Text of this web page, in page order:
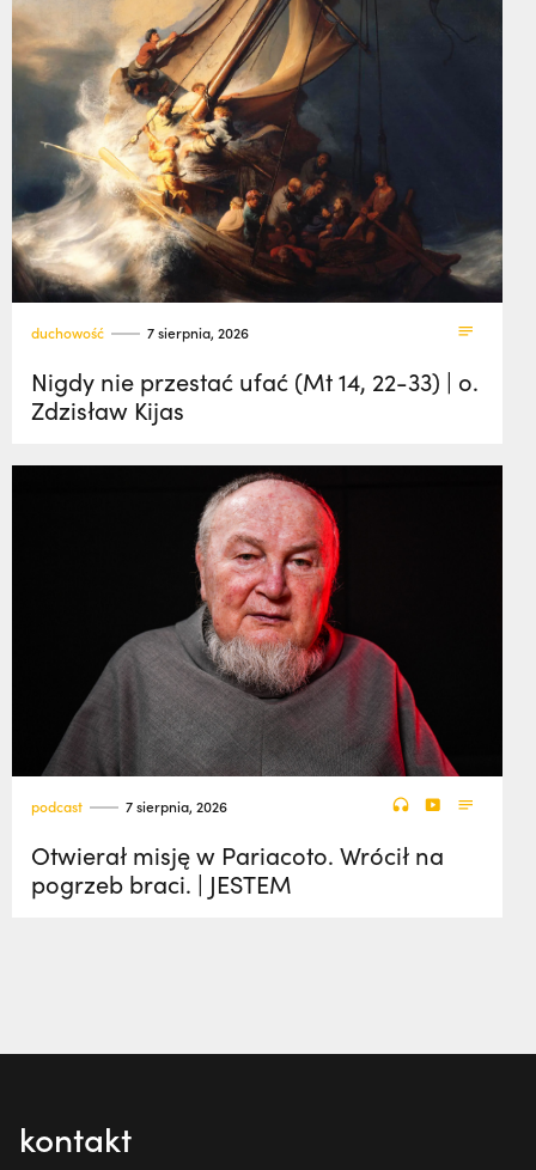
duchowość 7 sierpnia, 2026
Nigdy nie przestać ufać (Mt 14, 22-33) | o.
Zdzisław Kijas
podcast 7 sierpnia, 2026
Otwierał misję w Pariacoto. Wrócił na
pogrzeb braci. | JESTEM
kontakt